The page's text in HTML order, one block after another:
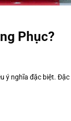
Phục?
nghĩa đặc biệt.